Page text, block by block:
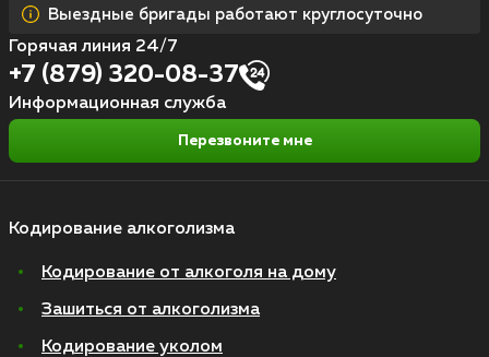
Кодирование алкоголизма
Кодирование от алкоголя на дому
Зашиться от алкоголизма
Кодирование уколом
Выездные бригады работают круглосуточно
Горячая линия 24/7
+7 (879) 320-08-37
Информационная служба
Перезвоните мне